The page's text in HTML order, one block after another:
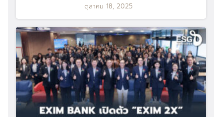
ตุลาคม 18, 2025